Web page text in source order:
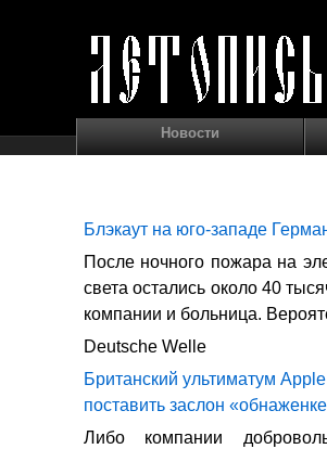
Новости
Блэкаут на юго-западе
После ночного пожара на
света остались около 40
компании и больница.
Deutsche Welle
Британский ультиматум
поставить заслон
Либо компании